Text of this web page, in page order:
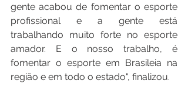
gente acabou de fomentar o esporte
profissional e a gente está
trabalhando muito forte no esporte
amador. E o nosso trabalho, é
fomentar o esporte em Brasileia na
região e em todo o estado", finalizou.